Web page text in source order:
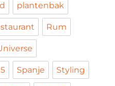
plantenbak
Rum
Spanje Styling